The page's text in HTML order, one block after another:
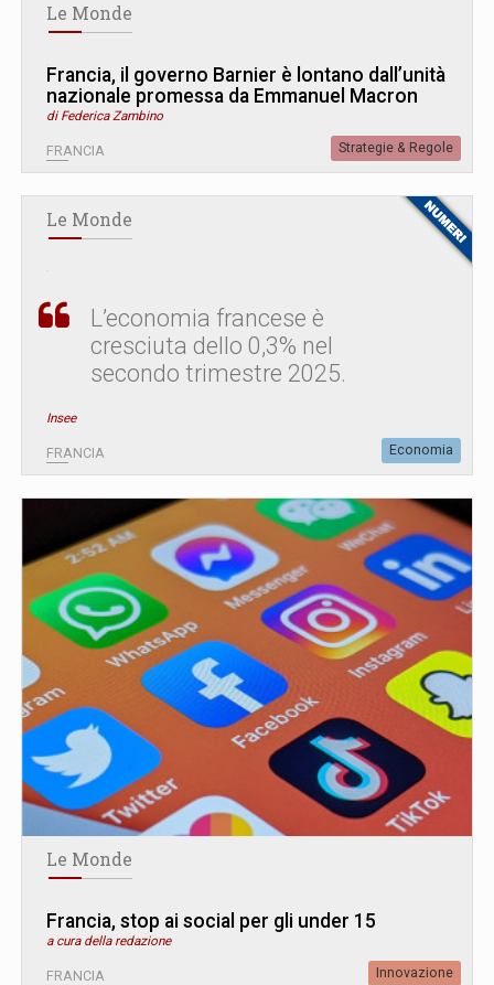
Le Monde
Francia, il governo Barnier è lontano dall’unità
nazionale promessa da Emmanuel Macron
di Federica Zambino
FRANCIA Strategie & Regole
Le Monde
L’economia francese è
cresciuta dello 0,3% nel
secondo trimestre 2025.
Insee
FRANCIA Economia
Le Monde
Francia, stop ai social per gli under 15
a cura della redazione
FRANCIA Innovazione